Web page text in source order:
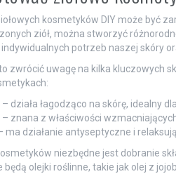
kosmetyków DIY może być
ziół, można stworzyć
potrzeb naszej skóry
zwrócić uwagę na kilka kluczowych
– działa łagodząco na skórę, idealny
– znana z właściwości
ma działanie antyseptyczne i
niezbędne jest dobranie
będą olejki roślinne, takie jak olej z